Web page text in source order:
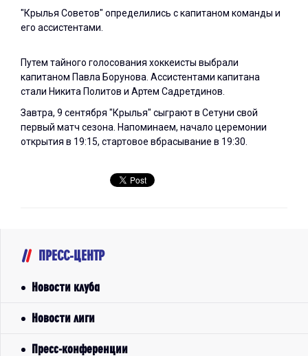
"Крылья Советов" определились с капитаном команды и
его ассистентами.
Путем тайного голосования хоккеисты выбрали
капитаном Павла Борунова. Ассистентами капитана
стали Никита Политов и Артем Садретдинов.
Завтра, 9 сентября "Крылья" сыграют в Сетуни свой
первый матч сезона. Напоминаем, начало церемонии
открытия в 19:15, стартовое вбрасывание в 19:30.
ПРЕСС-ЦЕНТР
Новости клуба
Новости лиги
Пресс-конференции